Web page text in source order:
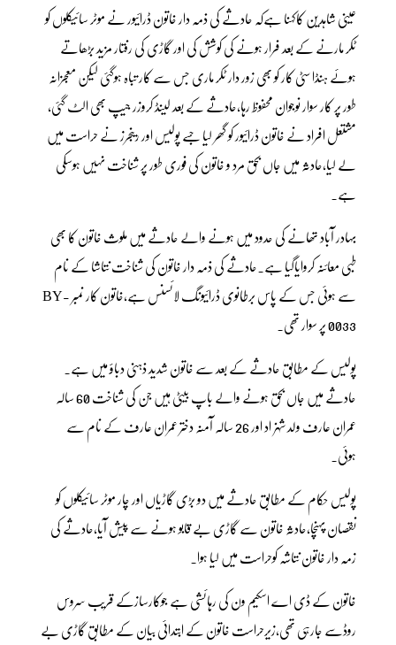
عینی شاہدین کاکہنا ہےکہ حادثے کی ذمہ دار خاتون ڈرائیور نے موٹر سائیکلوں کو
ٹکر مارنے کے بعد فرار ہونے کی کوشش کی اور گاڑی کی رفتار مزید بڑھاتے
ہوئے ہنڈا سٹی کار کو بھی زور دار ٹکر ماری جس سے کار تباہ ہوگئی لیکن معجزانہ
طور پر کار سوار نوجوان محفوظ رہا،حادثے کے بعد لینڈ کروزر جیپ بھی الٹ گئی،
مشتعل افراد نے خاتون ڈرائیور کو گھر لیا جسے پولیس اور رینجرز نے حراست میں
لے لیا،حادثہ میں جاں بحق مرد و خاتون کی فوری طور پر شناخت نہیں ہوسکی
ہے۔
بہادر آباد تھانے کی حدود میں ہونے والے حادثے میں ملوث خاتون کا بھی
طبی معائنہ کروایاگیا ہے۔حادثے کی ذمہ دار خاتون کی شناخت نتاشا کے نام
سے ہوئی جس کے پاس برطانوی ڈرائیونگ لائسنس ہے،خاتون کار نمبر BY-
0033 پر سوار تھی۔
پولیس کے مطابق حادثے کے بعد سے خاتون شدید ذہنی دباؤ میں ہے۔
حادثے میں جاں بحق ہونے والے باپ بیٹی ہیں جن کی شناخت 60 سالہ
عمران عارف ولد شہزاد اور 26 سالہ آمنہ دختر عمران عارف کے نام سے
ہوئی۔
پولیس حکام کے مطابق حادثے میں دو بڑی گاڑیاں اور چار موٹر سائیکلوں کو
نقصان پہنچا،حادثہ خاتون سے گاڑی بے قابو ہونے سے پیش آیا،حادثے کی
زمہ دار خاتون نتاشہ کوحراست میں لیا ہوا۔
خاتون کے ڈی اے اسکیم ون کی رہائشی ہے جوکارسازکے قریب سروس
روڈسے جارہی تھی،زیرحراست خاتون کے ابتدائی بیان کے مطابق گاڑی بے